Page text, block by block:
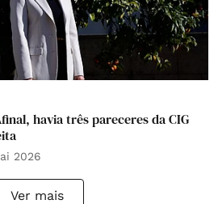
havia três pareceres da CIG
2026
Ver mais